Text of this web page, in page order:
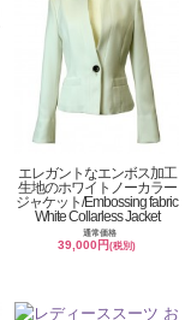
エレガントなエンボス加工
生地のホワイトノーカラー
ジャケット/Embossing fabric
White Collarless Jacket
通常価格
39,000円(税別)